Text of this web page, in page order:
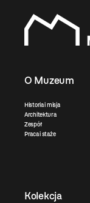
O Muzeum
Historia i misja
Architektura
Zespół
Praca i staże
Kolekcja